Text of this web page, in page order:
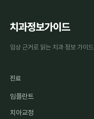
치과정보가이드
임상 근거로 읽는 치과 정보 가이드
진료
임플란트
치아교정